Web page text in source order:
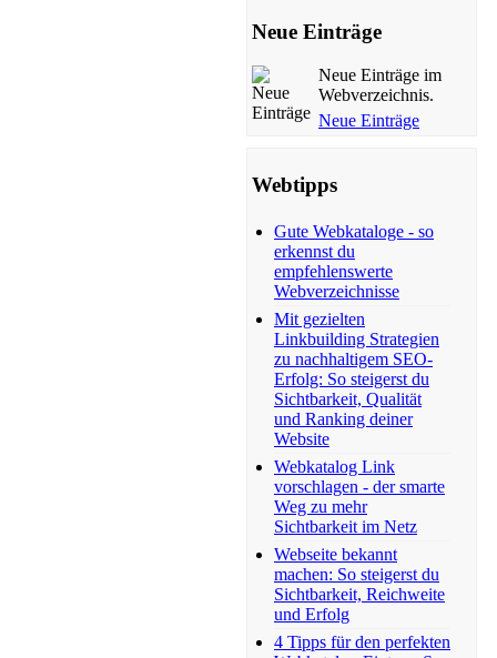
Neue Einträge
Neue Einträge im
Webverzeichnis.
Neue Einträge
Webtipps
Gute Webkataloge - so
erkennst du
empfehlenswerte
Webverzeichnisse
Mit gezielten
Linkbuilding Strategien
zu nachhaltigem SEO-
Erfolg: So steigerst du
Sichtbarkeit, Qualität
und Ranking deiner
Website
Webkatalog Link
vorschlagen - der smarte
Weg zu mehr
Sichtbarkeit im Netz
Webseite bekannt
machen: So steigerst du
Sichtbarkeit, Reichweite
und Erfolg
4 Tipps für den perfekten